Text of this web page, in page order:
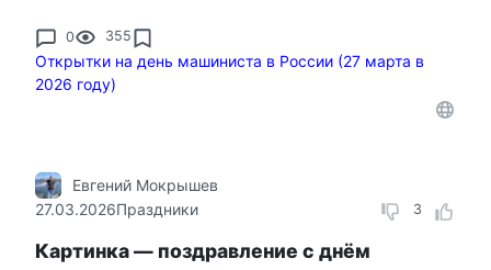
0 355
Открытки на день машиниста в России (27 марта в
2026 году)
3
Евгений Мокрышев
27.03.2026Праздники
Картинка — поздравление с днём